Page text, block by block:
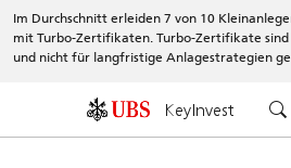
Im Durchschnitt erleiden 7 von 10
mit Turbo-Zertifikaten. Turbo-Zertifikate
und nicht für langfristige Anlagestrategien
KeyInvest